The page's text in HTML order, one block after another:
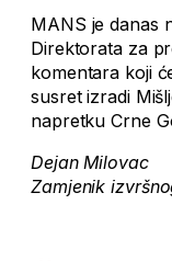
MANS je danas
Direktorata za
komentara koji
susret izradi
napretku Crne
Dejan Milovac
Zamjenik